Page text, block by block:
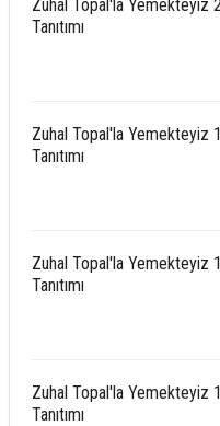
Zuhal Topal'la Yemekteyiz
Tanıtımı
Zuhal Topal'la Yemekteyiz
Tanıtımı
Zuhal Topal'la Yemekteyiz
Tanıtımı
Zuhal Topal'la Yemekteyiz
Tanıtımı